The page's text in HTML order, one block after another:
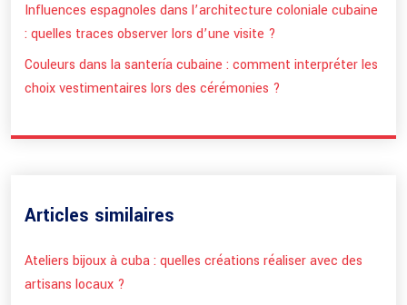
Influences espagnoles dans l’architecture coloniale cubaine
: quelles traces observer lors d’une visite ?
Couleurs dans la santería cubaine : comment interpréter les
choix vestimentaires lors des cérémonies ?
Articles similaires
Ateliers bijoux à cuba : quelles créations réaliser avec des
artisans locaux ?